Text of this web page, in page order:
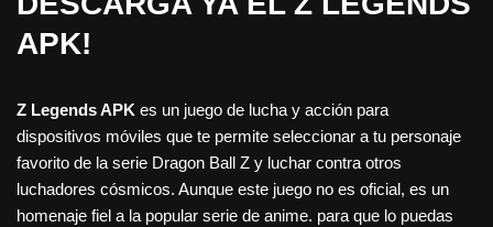
APK!
Z Legends APK es un juego de lucha y acción para
dispositivos móviles que te permite seleccionar a tu personaje
favorito de la serie Dragon Ball Z y luchar contra otros
luchadores cósmicos. Aunque este juego no es oficial, es un
homenaje fiel a la popular serie de anime. para que lo puedas